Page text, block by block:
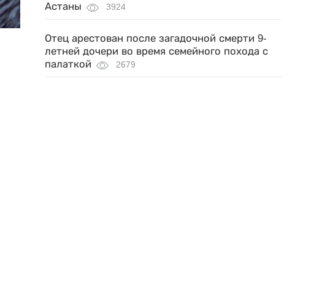
Астаны
3924
Отец арестован после загадочной смерти 9-
летней дочери во время семейного похода с
палаткой
2679